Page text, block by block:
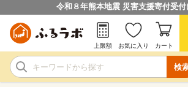
令和８年熊本地震 災害支援寄付受付
検
上限額 お気に入り カート